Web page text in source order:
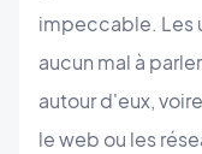
impeccable. Les
aucun mal à
autour d'eux,
le web ou les